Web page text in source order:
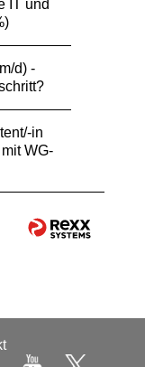
IT und
d) -
in
WG-